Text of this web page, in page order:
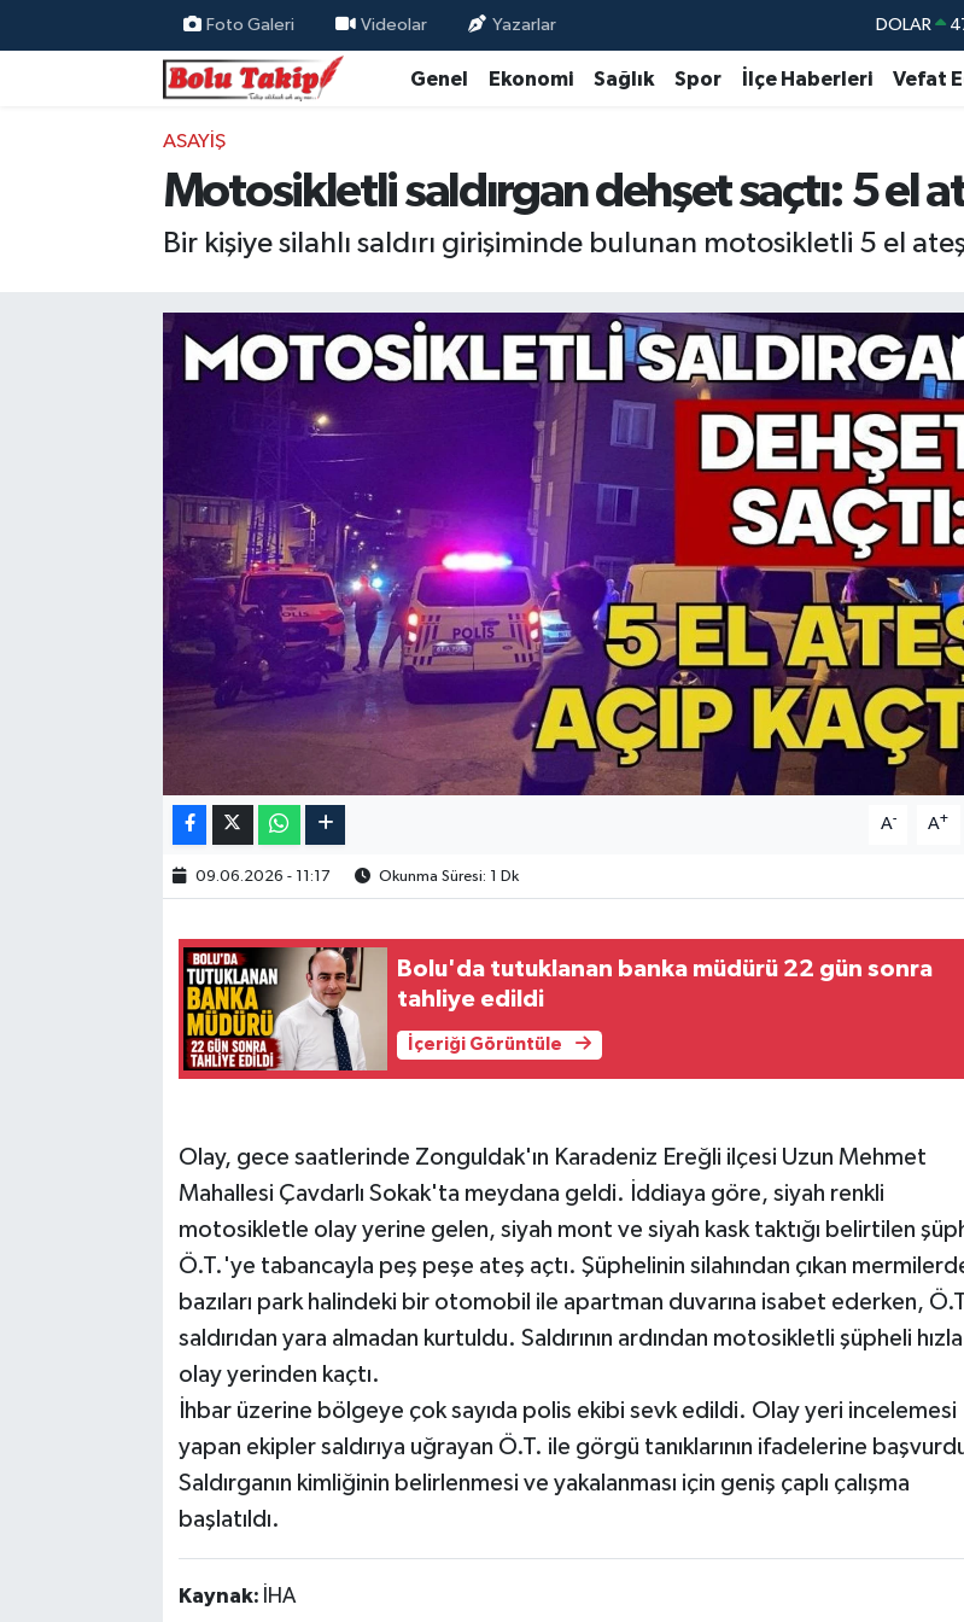
Foto Galeri Videolar Yazarlar DOLAR
EURO
BİST100
BITCOIN
Genel Ekonomi Sağlık Spor İlçe Haberleri Vefat
ASAYIŞ
Motosikletli saldırgan dehşet saçtı: 5 el
Bir kişiye silahlı saldırı girişiminde bulunan motosikletli 5 el ateş
A- A+
09.06.2026 - 11:17 Okunma Süresi: 1 Dk
Bolu'da tutuklanan banka müdürü 22 gün sonra
tahliye edildi
İçeriği Görüntüle
Olay, gece saatlerinde Zonguldak'ın Karadeniz Ereğli ilçesi Uzun Mehmet
Mahallesi Çavdarlı Sokak'ta meydana geldi. İddiaya göre, siyah renkli
motosikletle olay yerine gelen, siyah mont ve siyah kask taktığı belirtilen
Ö.T.'ye tabancayla peş peşe ateş açtı. Şüphelinin silahından çıkan
bazıları park halindeki bir otomobil ile apartman duvarına isabet ederken,
saldırıdan yara almadan kurtuldu. Saldırının ardından motosikletli şüpheli hızla
olay yerinden kaçtı.
İhbar üzerine bölgeye çok sayıda polis ekibi sevk edildi. Olay yeri incelemesi
yapan ekipler saldırıya uğrayan Ö.T. ile görgü tanıklarının ifadelerine
Saldırganın kimliğinin belirlenmesi ve yakalanması için geniş çaplı çalışma
başlatıldı.
Kaynak: İHA